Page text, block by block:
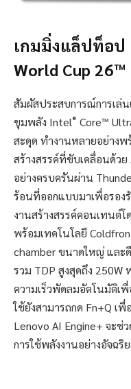
เกมมิ่งแล็ปท็อป
World Cup 26™
สัมผัสประสบการณ์การเล่
ขุมพลัง Intel® Core™
สะดุด ทำงานหลายอย่างพ
สร้างสรรค์ที่ขับเคลื่อนด้ว
อย่างครบครันผ่าน
ร้อนที่ออกแบบมาเพื่อรอง
งานสร้างสรรค์คอนเทนต์
พร้อมเทคโนโลยี
chamber ขนาดใหญ่ และ
รวม TDP สูงสุดถึง
ความเร็วพัดลมอัตโนมัติเ
ใช้ยังสามารถกด Fn+Q เ
Lenovo AI Engine+ จะ
การใช้พลังงานอย่างอัจฉริ